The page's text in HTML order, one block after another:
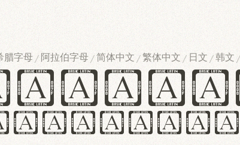
腊字母 / 阿拉伯字母 /简体中文 /繁体中文 / 日文 /韩文 /